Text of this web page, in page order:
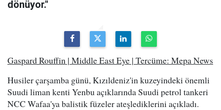
dönüyor."
Gaspard Rouffin | Middle East Eye | Tercüme: Mepa News
Husiler çarşamba günü, Kızıldeniz'in kuzeyindeki önemli
Suudi liman kenti Yenbu açıklarında Suudi petrol tankeri
NCC Wafaa'ya balistik füzeler ateşlediklerini açıkladı.